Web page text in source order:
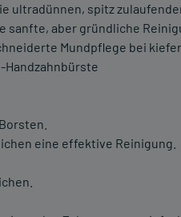
ultradünnen, spitz
aber gründliche
Mundpflege bei
Handzahnbürste
eine effektive Reinigung.